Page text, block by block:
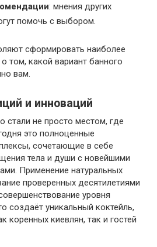
: мнения других
помочь с выбором.
сформировать наиболее
том, какой вариант банного
вам.
и инноваций
стали не просто местом, где
это полноценные
сочетающие в себе
тела и души с новейшими
Применение натуральных
проверенных десятилетиями
уровня
создаёт уникальный коктейль,
коренных киевлян, так и гостей